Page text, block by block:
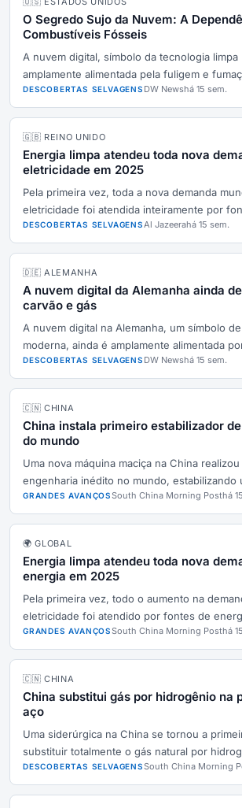
O Segredo Sujo da Nuvem: A
Combustíveis Fósseis
A nuvem digital, símbolo da tecnologia limpa
amplamente alimentada pela fuligem e
DESCOBERTAS SELVAGENS DW Newshá 15 sem.
🇬🇧 REINO UNIDO
Energia limpa atendeu toda nova
eletricidade em 2025
Pela primeira vez, toda a nova demanda
eletricidade foi atendida inteiramente por
DESCOBERTAS SELVAGENSAl Jazeerahá 15 sem.
🇩🇪 ALEMANHA
A nuvem digital da Alemanha ainda
carvão e gás
A nuvem digital na Alemanha, um símbolo
moderna, ainda é amplamente alimentada
DESCOBERTAS SELVAGENS DW Newshá 15 sem.
🇨🇳 CHINA
China instala primeiro estabilizador
do mundo
Uma nova máquina maciça na China
engenharia inédito no mundo, estabilizando
GRANDES AVANÇOSSouth China Morning Posthá
🌍 GLOBAL
Energia limpa atendeu toda nova
energia em 2025
Pela primeira vez, todo o aumento na
eletricidade foi atendido por fontes de
GRANDES AVANÇOSSouth China Morning Posthá
🇨🇳 CHINA
China substitui gás por hidrogênio na
aço
Uma siderúrgica na China se tornou a
substituir totalmente o gás natural por
DESCOBERTAS SELVAGENSSouth China Morning